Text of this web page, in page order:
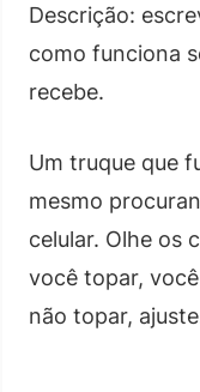
Descrição:
como funciona
recebe.
Um truque que
mesmo
celular. Olhe os
você topar,
não topar,